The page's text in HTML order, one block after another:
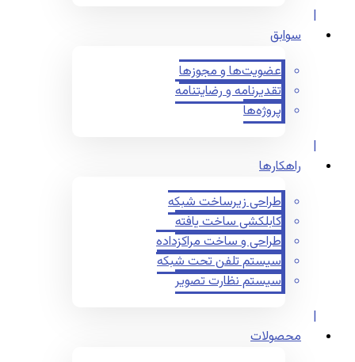
سوابق
عضویت‌ها و مجوزها
تقدیرنامه و رضایتنامه
پروژه‌ها
راهکارها
طراحی زیرساخت شبکه
کابلکشی ساخت یافته
طراحی و ساخت مراکزداده
سیستم تلفن تحت شبکه
سیستم نظارت تصویر
محصولات